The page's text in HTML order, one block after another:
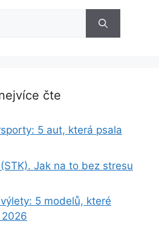
čte
5 aut, která psala
Jak na to bez stresu
5 modelů, které